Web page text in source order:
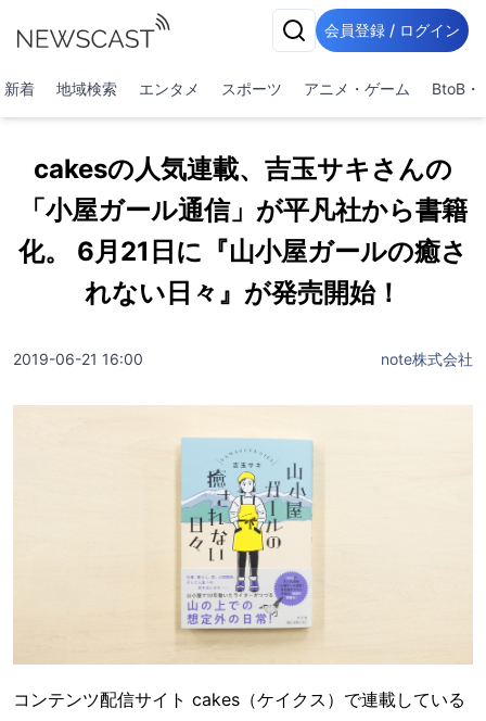
会員登録 / ログイン
新着 地域検索 エンタメ スポーツ アニメ・ゲーム BtoB・
cakesの人気連載、吉玉サキさんの
「小屋ガール通信」が平凡社から書籍
化。 6月21日に『山小屋ガールの癒さ
れない日々』が発売開始！
2019-06-21 16:00 note株式会社
コンテンツ配信サイト cakes（ケイクス）で連載している